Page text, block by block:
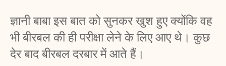
ज्ञानी बाबा इस बात को सुनकर खुश हुए क्योंकि वह
भी बीरबल की ही परीक्षा लेने के लिए आए थे। कुछ
देर बाद बीरबल दरबार में आते हैं।